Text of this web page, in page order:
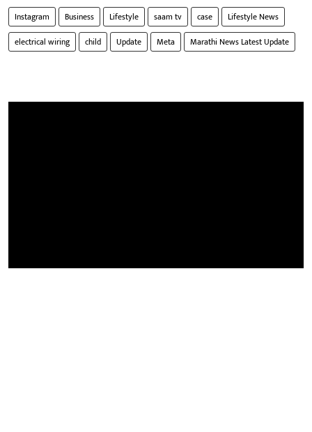
Instagram Business Lifestyle saam tv case
Lifestyle News
electrical wiring
child Update Meta Marathi News Latest Update